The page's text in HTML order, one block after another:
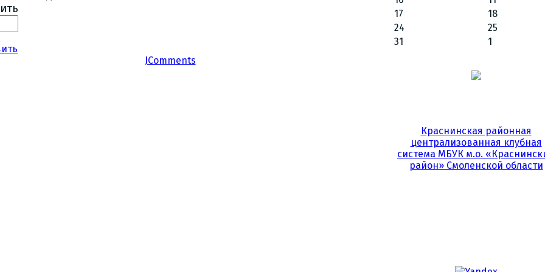
JComments
17
18
24
25
31
1
Краснинская районная
централизованная клубная
система МБУК м.о.
район» Смоленской области